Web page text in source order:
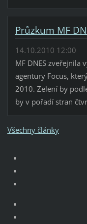
Průzkum MF
14.10.2010 12:00
MF DNES zveřejnila
agentury Focus,
2010. Zelení by
by v pořadí stran
Všechny články